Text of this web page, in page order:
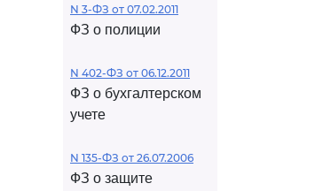
N 3-ФЗ от 07.02.2011
ФЗ о полиции
N 402-ФЗ от 06.12.2011
ФЗ о бухгалтерском
учете
N 135-ФЗ от 26.07.2006
ФЗ о защите